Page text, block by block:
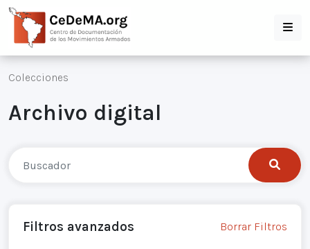
Colecciones
Archivo digital
Filtros avanzados Borrar Filtros